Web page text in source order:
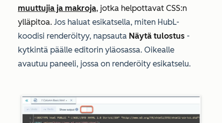
muuttujia ja makroja, jotka helpottavat CSS:n
ylläpitoa. Jos haluat esikatsella, miten HubL-
koodisi renderöityy, napsauta Näytä tulostus -
kytkintä päälle editorin yläosassa. Oikealle
avautuu paneeli, jossa on renderöity esikatselu.